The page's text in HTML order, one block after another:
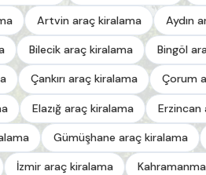
Artvin araç kiralama Aydın
Bilecik araç kiralama Bingöl
Çankırı araç kiralama Çorum
Elazığ araç kiralama Erzincan
Gümüşhane araç kiralama
İzmir araç kiralama